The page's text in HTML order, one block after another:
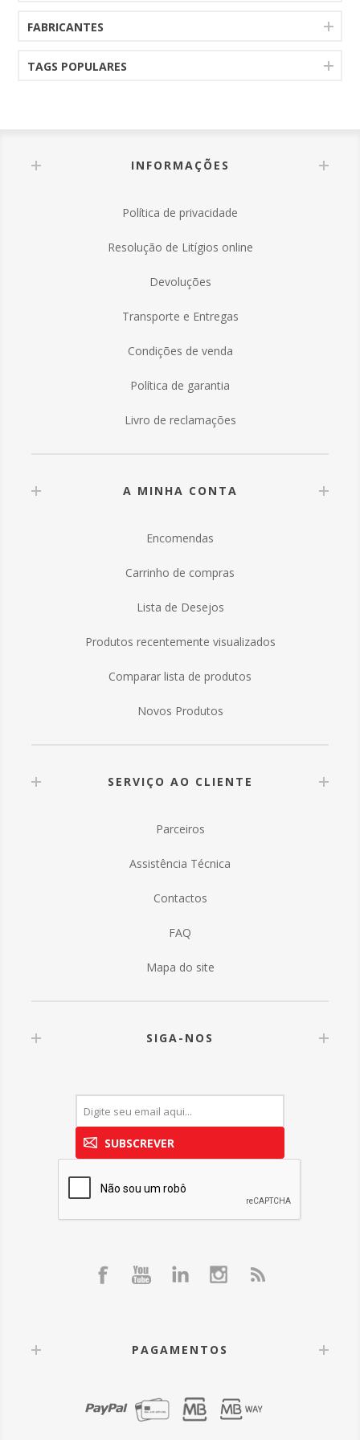
FABRICANTES
TAGS POPULARES
INFORMAÇÕES
Política de privacidade
Resolução de Litígios online
Devoluções
Transporte e Entregas
Condições de venda
Política de garantia
Livro de reclamações
A MINHA CONTA
Encomendas
Carrinho de compras
Lista de Desejos
Produtos recentemente visualizados
Comparar lista de produtos
Novos Produtos
SERVIÇO AO CLIENTE
Parceiros
Assistência Técnica
Contactos
FAQ
Mapa do site
SIGA-NOS
SUBSCREVER
PAGAMENTOS